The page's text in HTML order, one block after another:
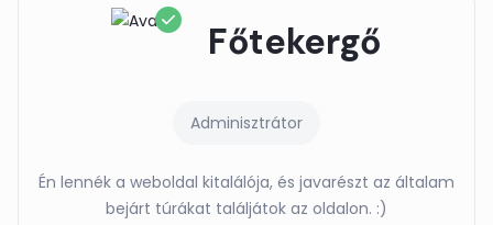
Főtekergő
Adminisztrátor
Én lennék a weboldal kitalálója, és javarészt az általam
bejárt túrákat találjátok az oldalon. :)